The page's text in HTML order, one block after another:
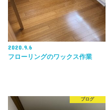
2020.9.6
フローリングのワックス作業
ブログ